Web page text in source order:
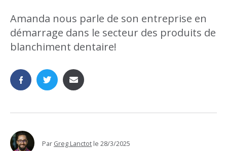
Amanda nous parle de son entreprise en
démarrage dans le secteur des produits de
blanchiment dentaire!
Par Greg Lanctot le 28/3/2025